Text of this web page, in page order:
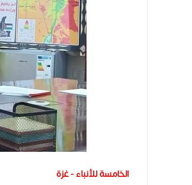
الخامسة للأنباء - غزة